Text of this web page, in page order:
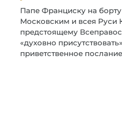
Папе Франциску на
Московским и всея Руси
предстоящему
«духовно
приветственное